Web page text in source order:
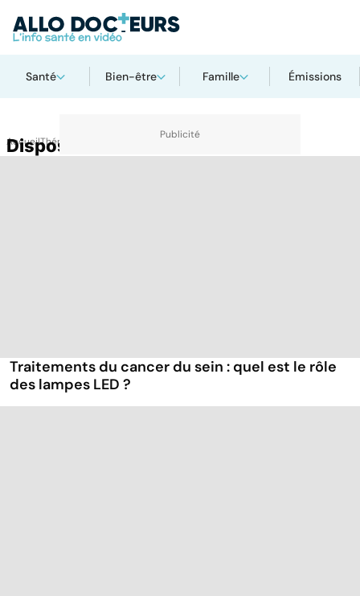
Santé Bien-être Famille Émissions
AccueilThématiques
Dispositif médical
Traitements du cancer du sein : quel est le rôle
des lampes LED ?